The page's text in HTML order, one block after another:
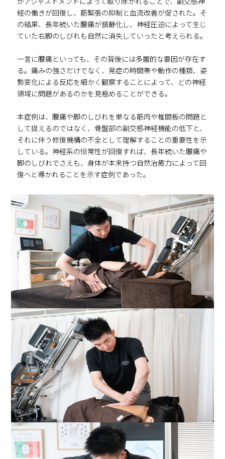
経の働きが回復し、筋緊張の抑制と血流改善が促された。そ
の結果、長年続いた腰痛が鎮静化し、神経圧迫によって生じ
ていた右脚のしびれも自然に消失していったと考えられる。
一言に腰痛といっても、その背後には多層的な要因が存在す
る。痛みの強さだけでなく、発症の時間帯や動作の種類、姿
勢変化による反応を細かく観察することによって、どの神経
領域に問題があるのかを見極めることができる。
本症例は、腰痛や脚のしびれを単なる筋肉や椎間板の問題と
して捉えるのではなく、骨盤部の副交感神経機能の低下と、
それに伴う修復機構の不全として理解することの重要性を示
している。神経系の恒常性が回復すれば、長年続いた腰痛や
脚のしびれでさえも、身体が本来持つ自然治癒力によって回
復へと導かれることを示す症例であった。